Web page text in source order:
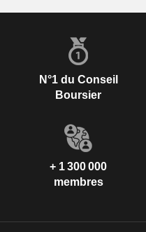
N°1 du Conseil
Boursier
+ 1 300 000
membres